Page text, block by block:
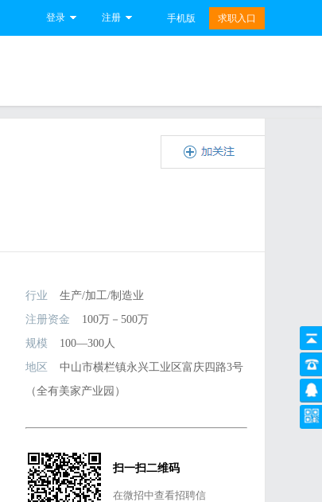
手机版 求职入口
注册
登录
行业
生产/加工/制造业
注册资金
100万－500万
规模
100—300人
地区
中山市横栏镇永兴工业区富庆四路3号
（全有美家产业园）
扫一扫二维码
在微招中查看招聘信